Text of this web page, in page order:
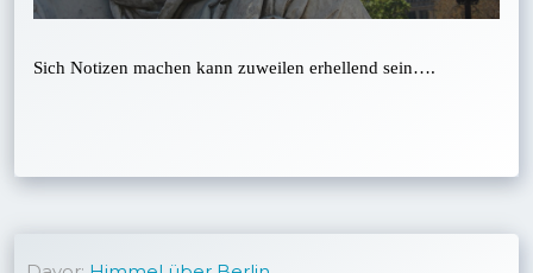
Sich Notizen machen kann zuweilen erhellend sein….